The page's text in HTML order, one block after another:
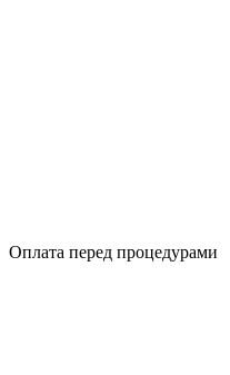
Оплата перед процедурами